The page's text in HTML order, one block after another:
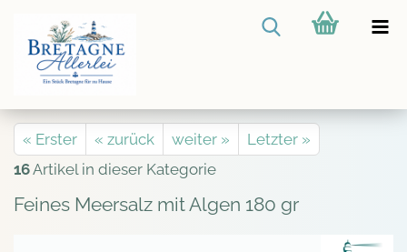
« Erster « zurück weiter »
Letzter »
16Artikel in dieser Kategorie
Feines Meersalz mit Algen 180 gr